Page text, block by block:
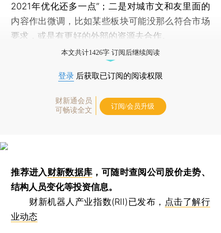
2021年优化还多一点”；二是对城市文和友里面的
内容作出微调，比如某些板块可能没那么符合市场
要求，或是有更好的外部的资源去合作。
本文共计1426字 订阅后继续阅读
登录 后获取已订阅的阅读权限
财新通会员
可畅读全文
订阅/会员升级
推荐进入财新数据库 ，可随时查阅公司股价走势、
结构人员变化等投资信息。
财新机器人产业指数(RII)已发布， 点击了解行
业动态